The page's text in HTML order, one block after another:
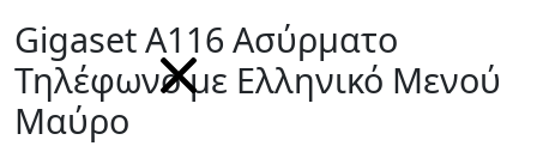
Gigaset A116 Ασύρματο
Τηλέφωνο με Ελληνικό Μενού
Μαύρο